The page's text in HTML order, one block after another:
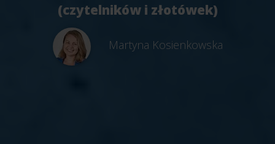
(czytelników i złotówek)
Martyna Kosienkowska